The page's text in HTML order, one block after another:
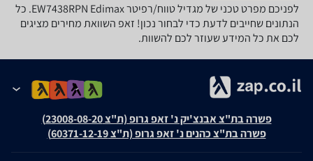
לפניכם מפרט טכני של ‏מגדיל טווח/רפיטר EW7438RPN Edimax. כל
הנתונים שחייבים לדעת כדי לבחור נכון! זאפ השוואת מחירים מציגים
לכם את כל המידע שעוזר לכם להשוות.
פשרה בת"צ אבנצ'יק נ' זאפ גרופ (ת"צ 23008-08-20)
פשרה בת"צ כהנים נ' זאפ גרופ (ת"צ 60371-12-19)